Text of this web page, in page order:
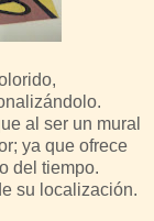
al ser un mural
ya que ofrece
del tiempo.
su localización.